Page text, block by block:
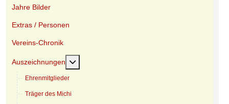
Jahre Bilder
Extras / Personen
Vereins-Chronik
Auszeichnungen Weitere Informationen: Auszeichnungen
Ehrenmitglieder
Träger des Michi